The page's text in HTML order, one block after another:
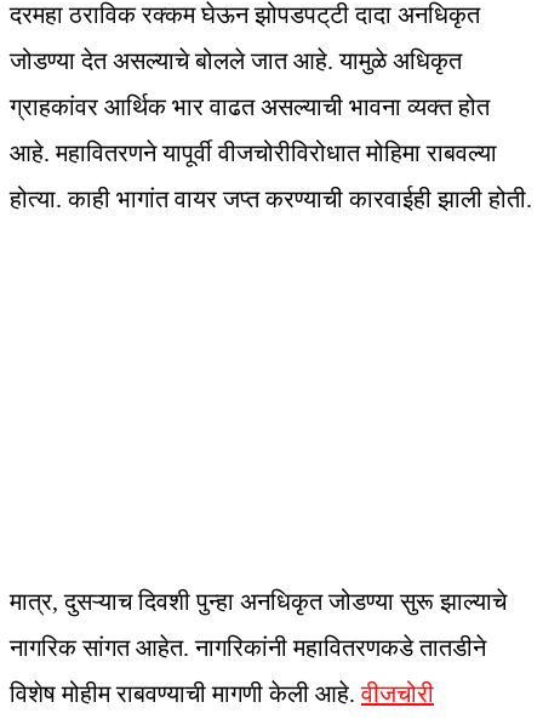
दरमहा ठराविक रक्कम घेऊन झोपडपट्‌टी दादा अनधिकृत
जोडण्या देत असल्याचे बोलले जात आहे. यामुळे अधिकृत
ग्राहकांवर आर्थिक भार वाढत असल्याची भावना व्यक्त होत
आहे. महावितरणने यापूर्वी वीजचोरीविरोधात मोहिमा राबवल्या
होत्या. काही भागांत वायर जप्‍त करण्‍याची कारवाईही झाली होती.
मात्र, दुसऱ्याच दिवशी पुन्हा अनधिकृत जोडण्या सुरू झाल्याचे
नागरिक सांगत आहेत. नागरिकांनी महावितरणकडे तातडीने
विशेष मोहीम राबवण्याची मागणी केली आहे.वीजचोरी